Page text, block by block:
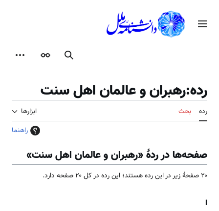
محتوامنوی اصلی
جستجوظاهر
رده:رهبران و عالمان اهل سنت
رده بحث
ابزارها
راهنما
صفحه‌ها در ردهٔ «رهبران و عالمان اهل سنت»
۲۰ صفحۀ زیر در این رده هستند؛ این رده در کل ۲۰ صفحه دارد.
ا